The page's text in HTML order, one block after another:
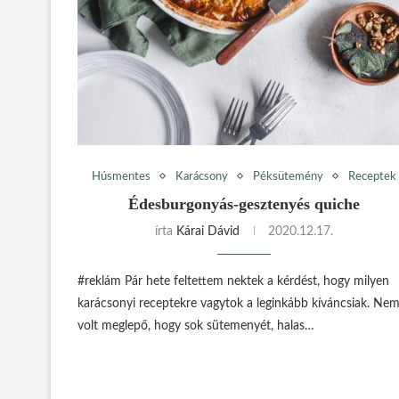
Húsmentes Karácsony Péksütemény Receptek
Édesburgonyás-gesztenyés quiche
írta Kárai Dávid 2020.12.17.
#reklám Pár hete feltettem nektek a kérdést, hogy milyen
karácsonyi receptekre vagytok a leginkább kíváncsiak. Nem
volt meglepő, hogy sok sütemenyét, halas…